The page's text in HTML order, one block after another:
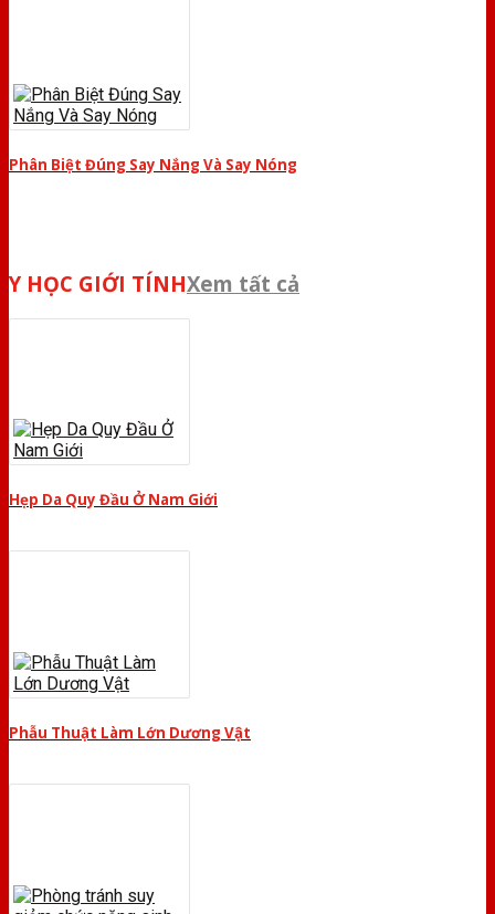
Phân Biệt Đúng Say Nắng Và Say Nóng
Y HỌC GIỚI TÍNHXem tất cả
Hẹp Da Quy Đầu Ở Nam Giới
Phẫu Thuật Làm Lớn Dương Vật